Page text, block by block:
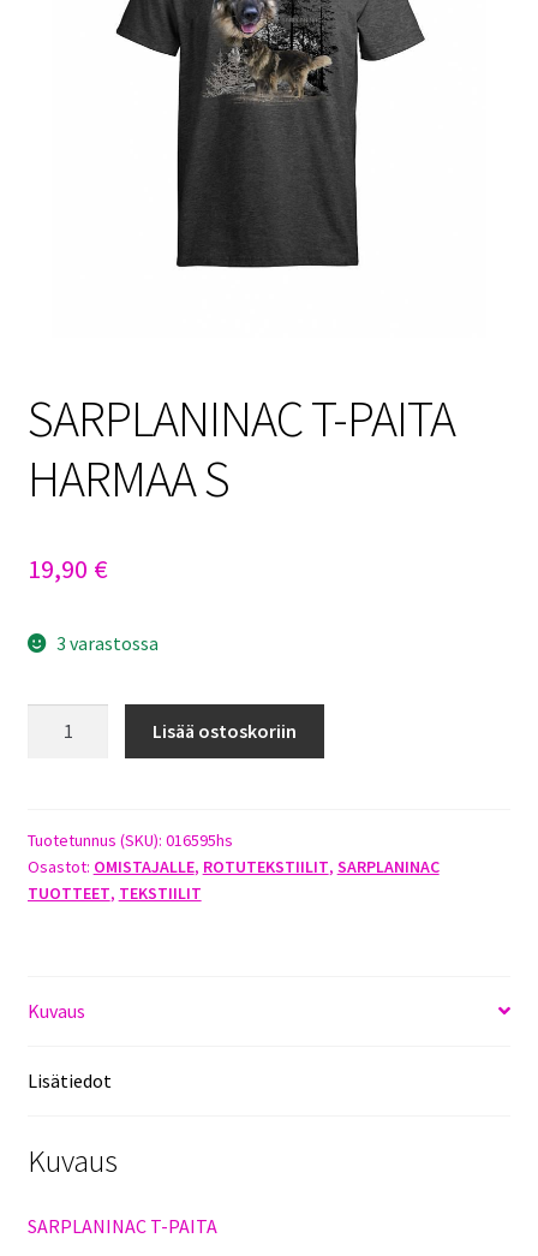
SARPLANINAC T-PAITA
HARMAA S
19,90 €
3 varastossa
S
määrä
Lisää ostoskoriin
Tuotetunnus (SKU): 016595hs
Osastot: OMISTAJALLE, ROTUTEKSTIILIT, SARPLANINAC
TUOTTEET, TEKSTIILIT
Kuvaus
Lisätiedot
Kuvaus
SARPLANINAC T-PAITA